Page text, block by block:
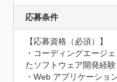
応募条件
【応募資格（必須）】
・コーディングエージ
たソフトウェア開発経
・Web アプリケーショ